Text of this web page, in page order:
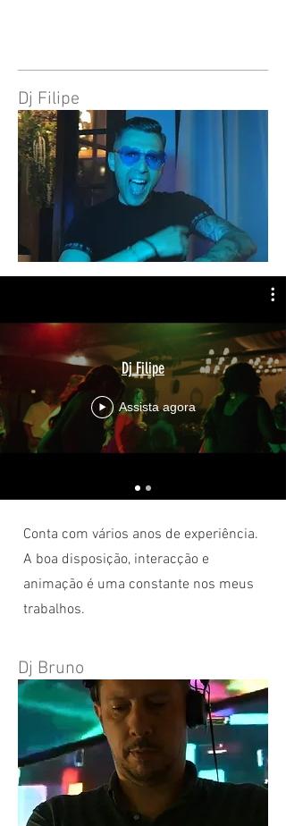
Dj Filipe
Dj Filipe
Assista agora
Conta com vários anos de experiência.
A boa disposição, interacção e
animação é uma constante nos meus
trabalhos.
Dj Bruno